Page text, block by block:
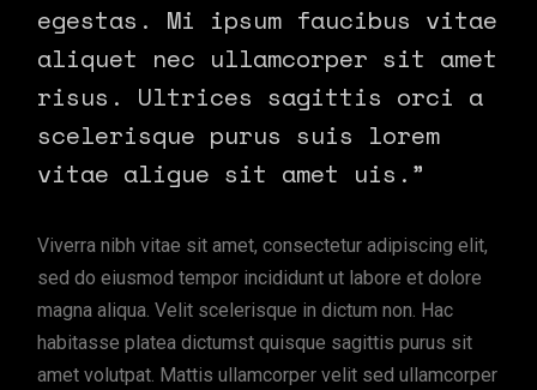
egestas. Mi ipsum faucibus vitae
aliquet nec ullamcorper sit amet
risus. Ultrices sagittis orci a
scelerisque purus suis lorem
vitae aligue sit amet uis.”
Viverra nibh vitae sit amet, consectetur adipiscing elit,
sed do eiusmod tempor incididunt ut labore et dolore
magna aliqua. Velit scelerisque in dictum non. Hac
habitasse platea dictumst quisque sagittis purus sit
amet volutpat. Mattis ullamcorper velit sed ullamcorper